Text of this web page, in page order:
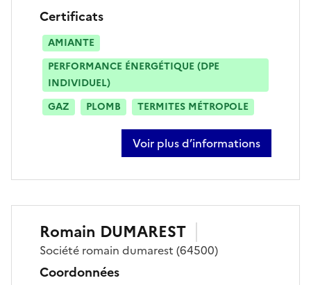
Certificats
AMIANTE
PERFORMANCE ÉNERGÉTIQUE (DPE
INDIVIDUEL)
GAZ
PLOMB TERMITES MÉTROPOLE
Voir plus d’informations
sur mathieu archambeaud
Romain DUMAREST
Société romain dumarest (64500)
Coordonnées